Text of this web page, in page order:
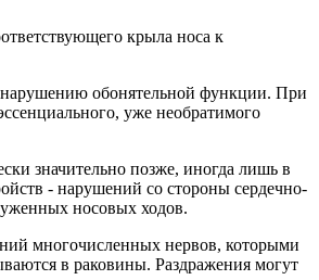
крыла носа к
нарушению обонятельной функции. При
уже необратимого
значительно позже, иногда лишь в
- нарушений со стороны сердечно-
носовых ходов.
многочисленных нервов, которыми
в раковины. Раздражения могут